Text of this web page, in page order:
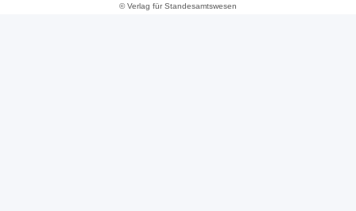
© Verlag für Standesamtswesen